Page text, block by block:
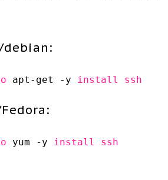
debian:
apt-get -y install ssh
yum -y install ssh